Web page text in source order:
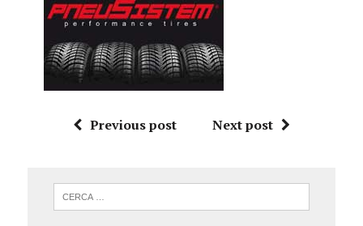
Previous post Next post